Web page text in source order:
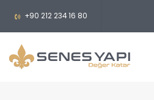
+90 212 234 16 80